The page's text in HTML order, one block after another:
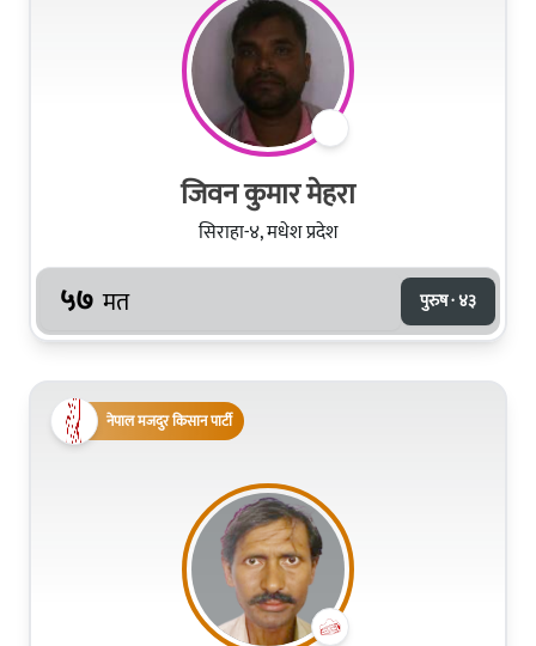
जिवन कुमार मेहरा
सिराहा-४, मधेश प्रदेश
५७ मत पुरुष · ४३
नेपाल मजदुर किसान पार्टी